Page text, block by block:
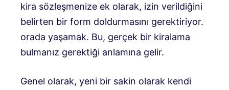
kira sözleşmenize ek olarak, izin verildiğini
belirten bir form doldurmasını gerektiriyor.
orada yaşamak. Bu, gerçek bir kiralama
bulmanız gerektiği anlamına gelir.
Genel olarak, yeni bir sakin olarak kendi